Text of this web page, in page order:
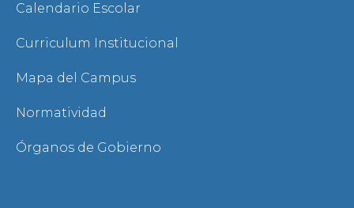
Calendario Escolar
Curriculum Institucional
Mapa del Campus
Normatividad
Órganos de Gobierno